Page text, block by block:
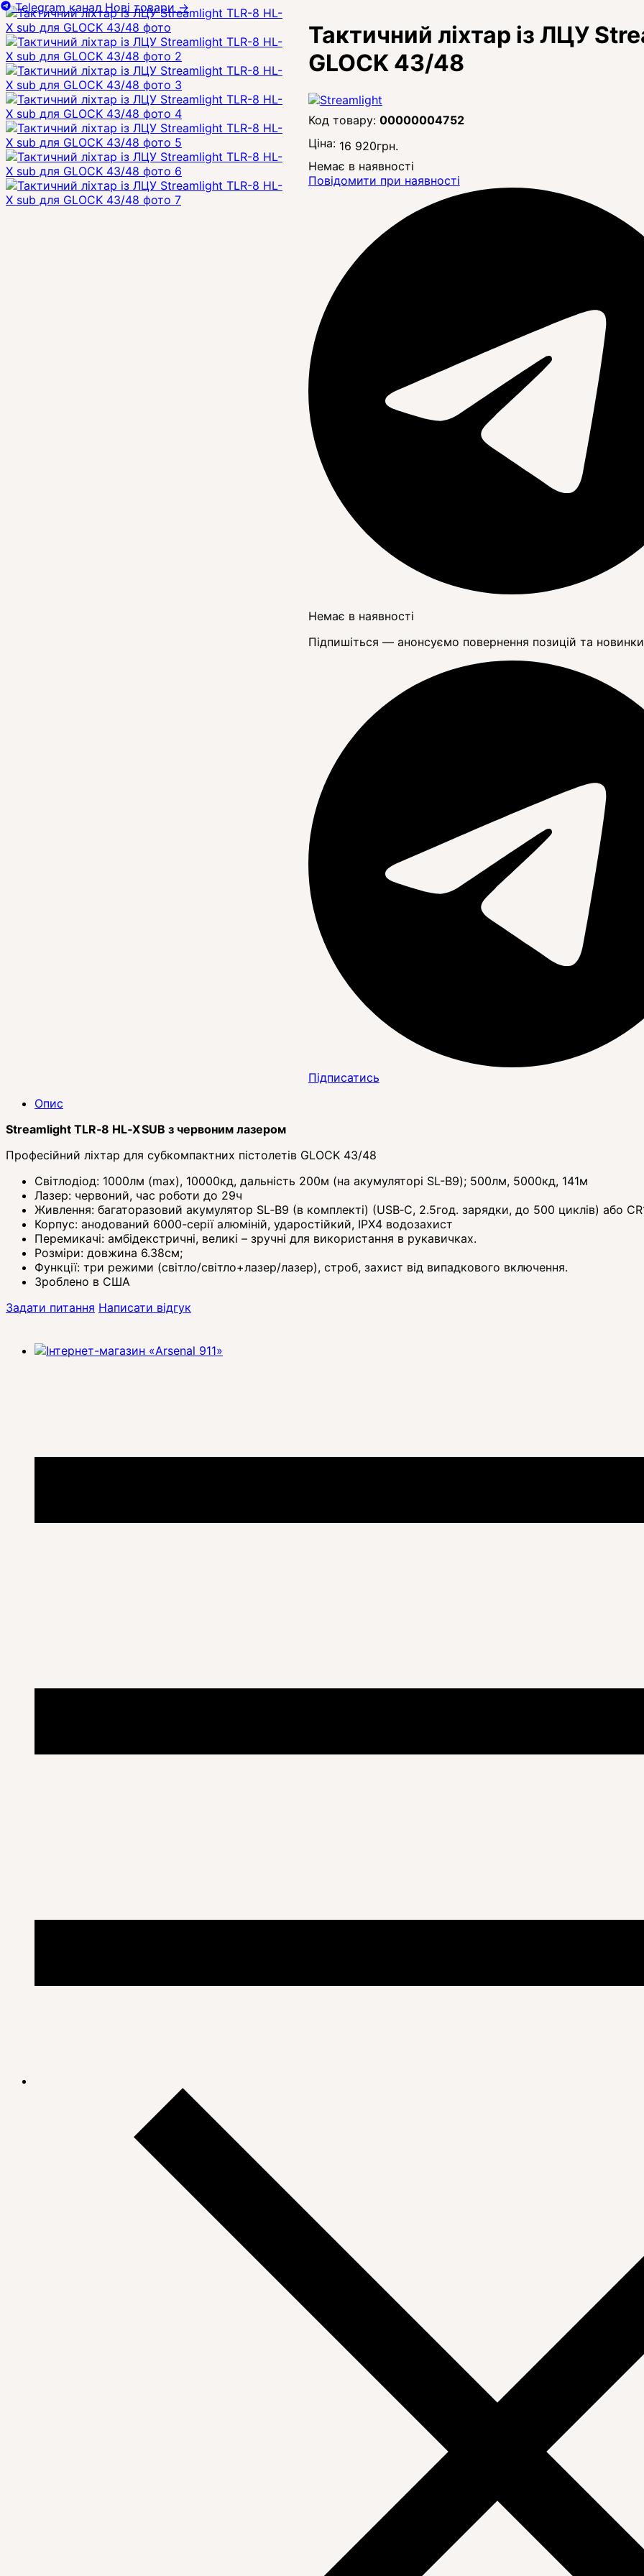
Тактичний ліхтар із ЛЦУ
GLOCK 43/48
00000004752
Ціна: 16 920грн.
Немає в наявності
Повідомити при наявності
Немає в наявності
Підпишіться — анонсуємо повернення позицій та новинки
Підписатись
Опис
Streamlight TLR‑8 HL‑X SUB з червоним лазером
Професійний ліхтар для субкомпактних пістолетів GLOCK 43/48
Світлодіод: 1000лм (max), 10000кд, дальність 200м (на акумуляторі SL-B9); 500лм, 5000кд, 141м
Лазер: червоний, час роботи до 29ч
Живлення: багаторазовий акумулятор SL‑B9 (в комплекті) (USB‑C, 2.5год. зарядки, до 500 циклів) або
Корпус: анодований 6000-серії алюміній, ударостійкий, IPX4 водозахист
Перемикачі: амбідекстричні, великі – зручні для використання в рукавичках.
Розміри: довжина 6.38см;
Функції: три режими (світло/світло+лазер/лазер), строб, захист від випадкового включення.
Зроблено в США
Задати питання Написати відгук
Telegram канал Нові товари→